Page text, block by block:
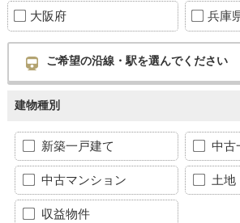
大阪府 兵庫
ご希望の沿線・駅を選んでください
建物種別
新築一戸建て 中古
中古マンション 土地
収益物件